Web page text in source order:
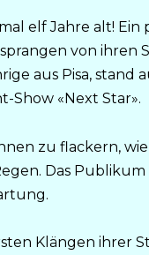
elf Jahre alt! Ein
von ihren
aus Pisa, stand
Show «Next Star».
zu flackern, wie
Das
Klängen ihrer